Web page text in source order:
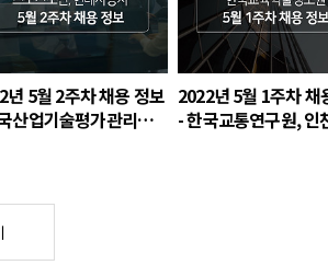
년 5월 2주차 채용 정보
산업기술평가관리원,
2022년 5월 1주차 채
- 한국교통연구원, 인